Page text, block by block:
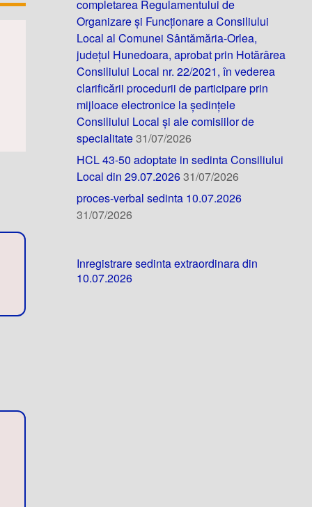
completarea Regulamentului de
Organizare și Funcționare a Consiliului
Local al Comunei Sântămăria-Orlea,
județul Hunedoara, aprobat prin Hotărârea
Consiliului Local nr. 22/2021, în vederea
clarificării procedurii de participare prin
mijloace electronice la ședințele
Consiliului Local și ale comisiilor de
specialitate31/07/2026
HCL 43-50 adoptate in sedinta Consiliului
Local din 29.07.202631/07/2026
proces-verbal sedinta 10.07.2026
31/07/2026
Inregistrare sedinta extraordinara din
10.07.2026